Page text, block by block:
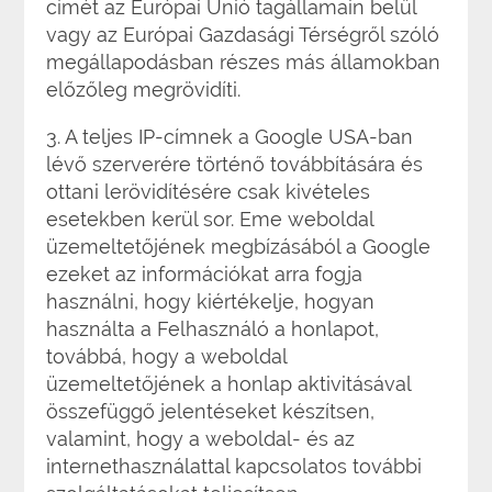
címét az Európai Unió tagállamain belül
vagy az Európai Gazdasági Térségről szóló
megállapodásban részes más államokban
előzőleg megrövidíti.
3. A teljes IP-címnek a Google USA-ban
lévő szerverére történő továbbítására és
ottani lerövidítésére csak kivételes
esetekben kerül sor. Eme weboldal
üzemeltetőjének megbízásából a Google
ezeket az információkat arra fogja
használni, hogy kiértékelje, hogyan
használta a Felhasználó a honlapot,
továbbá, hogy a weboldal
üzemeltetőjének a honlap aktivitásával
összefüggő jelentéseket készítsen,
valamint, hogy a weboldal- és az
internethasználattal kapcsolatos további